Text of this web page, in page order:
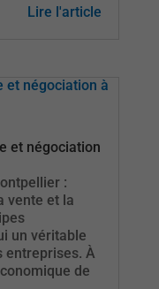
Lire l'article
et négociation
:
vente et la
un véritable
entreprises. À
de